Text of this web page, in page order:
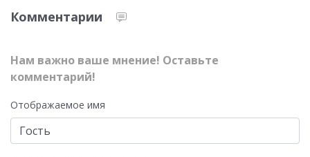
Комментарии
Нам важно ваше мнение! Оставьте
комментарий!
Отображаемое имя